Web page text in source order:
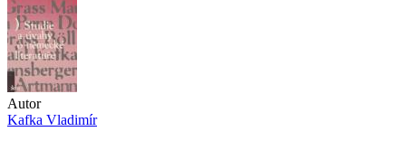
Autor
Kafka Vladimír